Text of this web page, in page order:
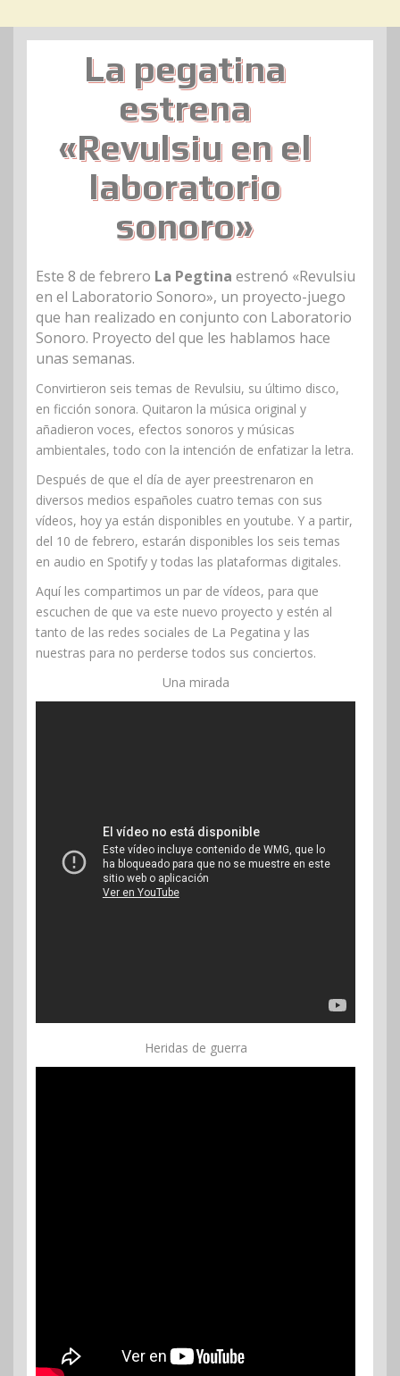
La pegatina
estrena
«Revulsiu en el
laboratorio
sonoro»
Este 8 de febrero La Pegtina estrenó «Revulsiu
en el Laboratorio Sonoro», un proyecto-juego
que han realizado en conjunto con Laboratorio
Sonoro. Proyecto del que les hablamos hace
unas semanas.
Convirtieron seis temas de Revulsiu, su último disco,
en ficción sonora. Quitaron la música original y
añadieron voces, efectos sonoros y músicas
ambientales, todo con la intención de enfatizar la letra.
Después de que el día de ayer preestrenaron en
diversos medios españoles cuatro temas con sus
vídeos, hoy ya están disponibles en youtube. Y a partir,
del 10 de febrero, estarán disponibles los seis temas
en audio en Spotify y todas las plataformas digitales.
Aquí les compartimos un par de vídeos, para que
escuchen de que va este nuevo proyecto y estén al
tanto de las redes sociales de La Pegatina y las
nuestras para no perderse todos sus conciertos.
Una mirada
Heridas de guerra